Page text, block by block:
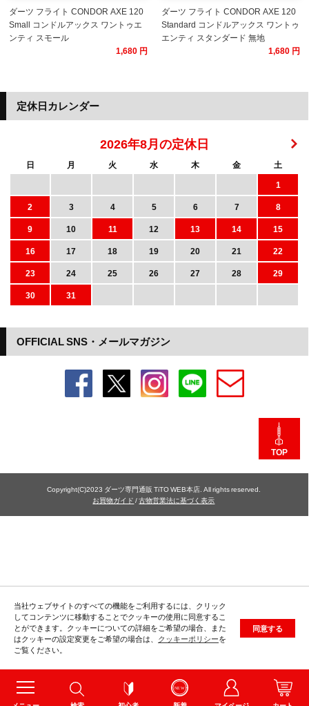
ダーツ フライト CONDOR AXE 120
Small コンドルアックス ワントゥエ
ンティ スモール
1,680 円
ダーツ フライト CONDOR AXE 120
Standard コンドルアックス ワントゥ
エンティ スタンダード 無地
1,680 円
当社ウェブサイトのすべての機能をご利用するには、クリック
してコンテンツに移動することでクッキーの使用に同意するこ
とができます。クッキーについての詳細をご希望の場合、また
はクッキーの設定変更をご希望の場合は、 クッキーポリシーを
ご覧ください。
同意する
OFFICIAL SNS・メールマガジン
定休日カレンダー
2026年8月の定休日
日 月 火 水 木 金
土
1
2
3 4 5 6 7
8
9
10 11 12 13 14
15
16
17 18 19 20 21
22
23
24 25 26 27 28
29
30
31
TOP
Copyright(C)2023 ダーツ専門通販 TiTO WEB本店. All rights reserved.
お買物ガイド /古物営業法に基づく表示